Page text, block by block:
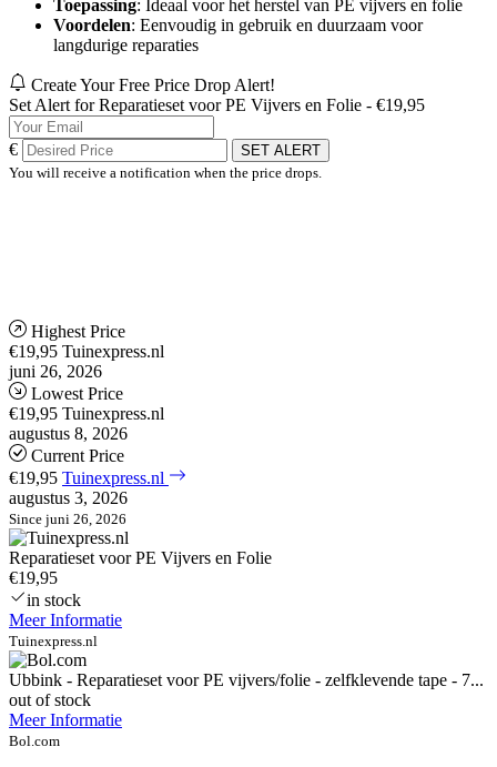
Toepassing: Ideaal voor het herstel van PE vijvers en folie
Voordelen: Eenvoudig in gebruik en duurzaam voor
langdurige reparaties
Create Your Free Price Drop Alert!
Set Alert for Reparatieset voor PE Vijvers en Folie - €19,95
€
SET ALERT
You will receive a notification when the price drops.
Highest Price
€19,95 Tuinexpress.nl
juni 26, 2026
Lowest Price
€19,95 Tuinexpress.nl
augustus 8, 2026
Current Price
€19,95 Tuinexpress.nl
augustus 3, 2026
Since juni 26, 2026
Reparatieset voor PE Vijvers en Folie
€19,95
in stock
Meer Informatie
Tuinexpress.nl
Ubbink - Reparatieset voor PE vijvers/folie - zelfklevende tape - 7...
out of stock
Meer Informatie
Bol.com